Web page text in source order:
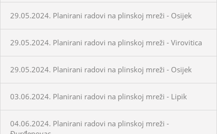
29.05.2024. Planirani radovi na plinskoj mreži - Osijek
29.05.2024. Planirani radovi na plinskoj mreži - Virovitica
29.05.2024. Planirani radovi na plinskoj mreži - Osijek
03.06.2024. Planirani radovi na plinskoj mreži - Lipik
04.06.2024. Planirani radovi na plinskoj mreži -